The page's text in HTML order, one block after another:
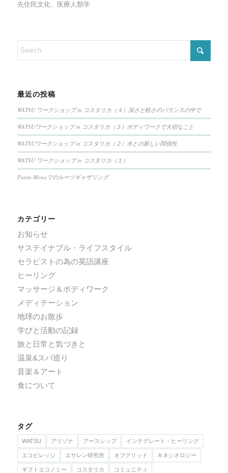
先住民文化、医療人類学
最近の投稿
WATSU ワークショップ in コスタリカ（４）深さと軽さのバランスの中で
WATSUワークショップ in コスタリカ（３）ボディワークで大切なこと
WATSUワークショップ in コスタリカ（２）水との新しい関係性
WATSU ワークショップ in コスタリカ（１）
Punta Monaでのルーツギャザリング
カテゴリー
お知らせ
サステイナブル・ライフスタイル
セラピストの為の英語講座
ヒーリング
マッサージ＆ボディワーク
メディテーション
地球のお散歩
学びと活動の記録
旅と日常と気づきと
温泉&スパ巡り
音楽＆アート
食について
タグ
WATSU アリゾナ アースシップ インテグレート・ヒーリング
エコビレッジ エサレン研究所 オフグリッド キネシオロジー
ギフトエコノミー コスタリカ コミュニティ